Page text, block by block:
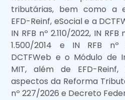
tributárias, bem como a
EFD-Reinf, eSocial e a
IN RFB nº 2.110/2022, IN RFB
1.500/2014 e IN RFB
DCTFWeb e o Módulo de
MIT, além de EFD-Reinf,
aspectos da Reforma
nº 227/2026 e Decreto